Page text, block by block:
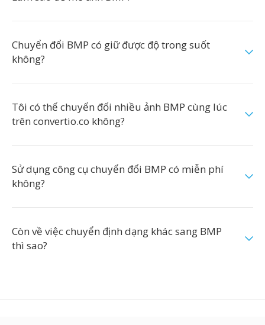
Chuyển đổi BMP có giữ được độ trong suốt
không?
Tôi có thể chuyển đổi nhiều ảnh BMP cùng lúc
trên convertio.co không?
Sử dụng công cụ chuyển đổi BMP có miễn phí
không?
Còn về việc chuyển định dạng khác sang BMP
thì sao?